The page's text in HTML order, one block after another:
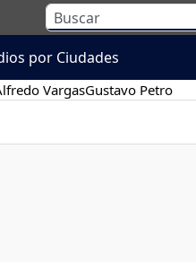
por Ciudades
VargasGustavo Petro